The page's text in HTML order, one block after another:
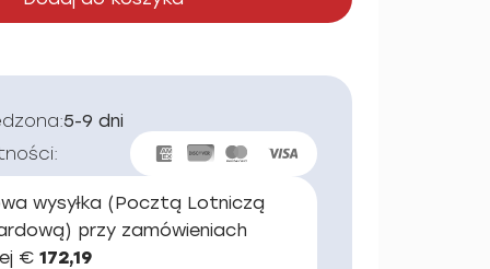
5-9 dni
wysyłka (Pocztą Lotniczą
przy zamówieniach
€ 172,19